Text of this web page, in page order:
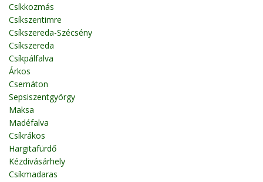
Csíkkozmás
Csíkszentimre
Csíkszereda-Szécsény
Csíkszereda
Csíkpálfalva
Árkos
Csernáton
Sepsiszentgyörgy
Maksa
Madéfalva
Csíkrákos
Hargitafürdő
Kézdivásárhely
Csíkmadaras